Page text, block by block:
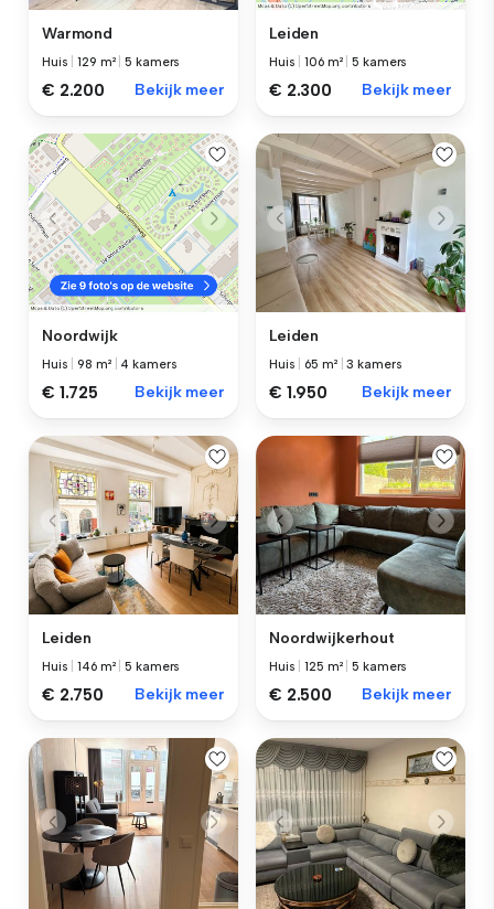
Warmond
Huis |129 m² |5 kamers
€ 2.200 Bekijk meer
Leiden
Huis |106 m² |5 kamers
€ 2.300 Bekijk meer
Noordwijk
Huis |98 m² 4 kamers
€ 1.725 Bekijk meer
Leiden
Huis 65 m² |3 kamers
€ 1.950 Bekijk meer
Leiden
Huis |146 m² |5 kamers
€ 2.750 Bekijk meer
Noordwijkerhout
Huis |125 m² |5 kamers
€ 2.500 Bekijk meer